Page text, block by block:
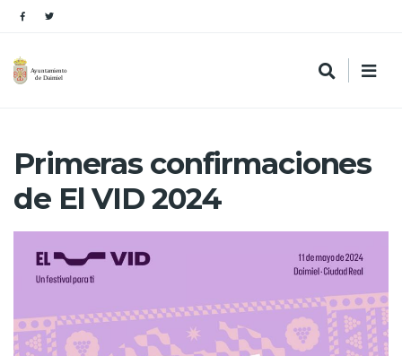
Primeras confirmaciones
de El VID 2024